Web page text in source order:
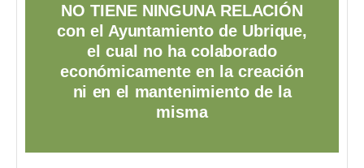
NO TIENE NINGUNA RELACIÓN
con el Ayuntamiento de Ubrique,
el cual no ha colaborado
económicamente en la creación
ni en el mantenimiento de la
misma